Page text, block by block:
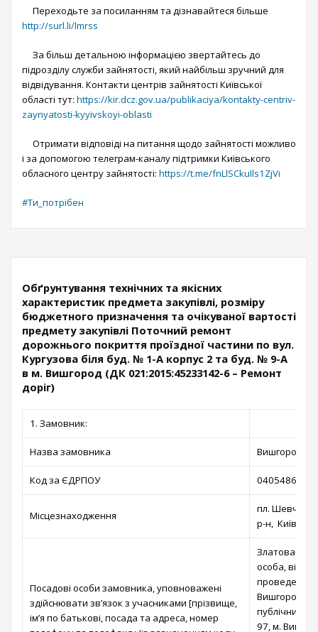
Переходьте за посиланням та дізнавайтеся більше
http://surl.li/lmrss
За більш детальною інформацією звертайтесь до
підрозділу служби зайнятості, який найбільш зручний для
відвідування. Контакти центрів зайнятості Київської
області тут: https://kir.dcz.gov.ua/publikaciya/kontakty-centriv-
zaynyatosti-kyyivskoyi-oblasti
Отримати відповіді на питання щодо зайнятості можливо
і за допомогою телеграм-каналу підтримки Київського
обласного центру зайнятості: https://t.me/fnLlSCkuIls1ZjVi
#Ти_потрібен
Обґрунтування технічних та якісних
характеристик предмета закупівлі, розміру
бюджетного призначення та очікуваної вартості
предмету закупівлі Поточний ремонт
дорожнього покриття проїздної частини по вул.
Кургузова біля буд. № 1-А корпус 2 та буд. № 9-А
в м. Вишгород (ДК 021:2015:45233142-6 – Ремонт
доріг)
1. Замовник:
Назва замовника
Код за ЄДРПОУ 04054866
Місцезнаходження
пл.
р-н,
Посадові особи замовника, уповноважені
здійснювати зв’язок з учасниками [прізвище,
ім’я по батькові, посада та адреса, номер
Златова
особа,
проведення
публічних
97, м.